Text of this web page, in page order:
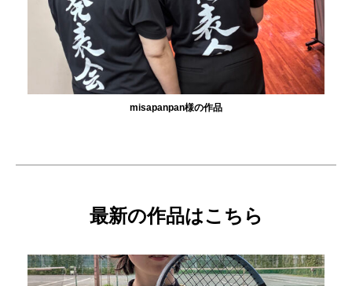
misapanpan様の作品
最新の作品はこちら